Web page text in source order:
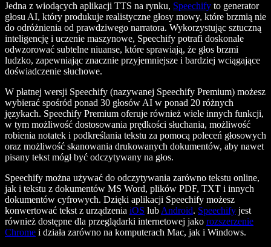
Jedna z wiodących aplikacji TTS na rynku, Speechify to generator
głosu AI, który produkuje realistyczne głosy mowy, które brzmią nie
do odróżnienia od prawdziwego narratora. Wykorzystując sztuczną
inteligencję i uczenie maszynowe, Speechify potrafi doskonale
odwzorować subtelne niuanse, które sprawiają, że głos brzmi
ludzko, zapewniając znacznie przyjemniejsze i bardziej wciągające
doświadczenie słuchowe.
W płatnej wersji Speechify (nazywanej Speechify Premium) możesz
wybierać spośród ponad 30 głosów AI w ponad 20 różnych
językach. Speechify Premium oferuje również wiele innych funkcji,
w tym możliwość dostosowania prędkości słuchania, możliwość
robienia notatek i podkreślania tekstu za pomocą poleceń głosowych
oraz możliwość skanowania drukowanych dokumentów, aby nawet
pisany tekst mógł być odczytywany na głos.
Speechify można używać do odczytywania zarówno tekstu online,
jak i tekstu z dokumentów MS Word, plików PDF, TXT i innych
dokumentów cyfrowych. Dzięki aplikacji Speechify możesz
konwertować tekst z urządzenia iOS lub Android. Speechify jest
również dostępne dla przeglądarki internetowej jako rozszerzenie
Chrome i działa zarówno na komputerach Mac, jak i Windows.